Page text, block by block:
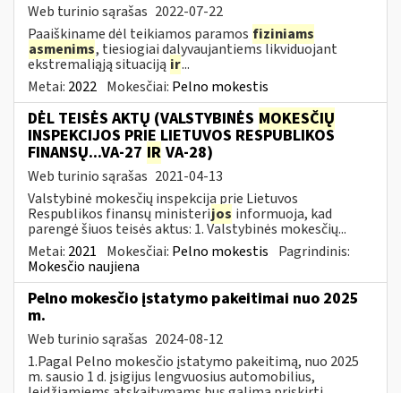
Web turinio sąrašas 2022-07-22
Paaiškiname dėl teikiamos paramos fiziniams
asmenims, tiesiogiai dalyvaujantiems likviduojant
ekstremaliąją situaciją ir...
Metai: 2022 Mokesčiai: Pelno mokestis
DĖL TEISĖS AKTŲ (VALSTYBINĖS MOKESČIŲ
INSPEKCIJOS PRIE LIETUVOS RESPUBLIKOS
FINANSŲ...VA-27 IR VA-28)
Web turinio sąrašas 2021-04-13
Valstybinė mokesčių inspekcija prie Lietuvos
Respublikos finansų ministerijos informuoja, kad
parengė šiuos teisės aktus: 1. Valstybinės mokesčių...
Metai: 2021 Mokesčiai: Pelno mokestis Pagrindinis:
Mokesčio naujiena
Pelno mokesčio įstatymo pakeitimai nuo 2025
m.
Web turinio sąrašas 2024-08-12
1.Pagal Pelno mokesčio įstatymo pakeitimą, nuo 2025
m. sausio 1 d. įsigijus lengvuosius automobilius,